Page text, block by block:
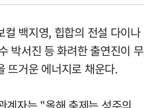
컬 백지영, 힙합의 전설 다이나
박서진 등 화려한 출연진이 무
뜨거운 에너지로 채운다.